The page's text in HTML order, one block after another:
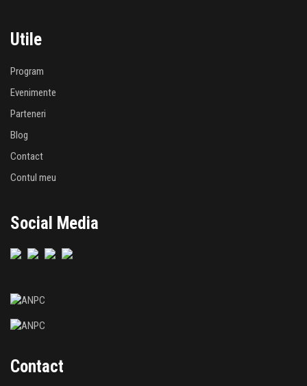
Utile
Program
Evenimente
Parteneri
Blog
Contact
Contul meu
Social Media
Contact